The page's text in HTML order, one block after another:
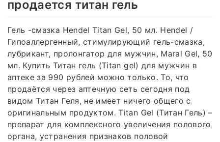
продается титан гель
Гель -смазка Hendel Titan Gel, 50 мл. Hendel /
Гипоаллергенный, стимулирующий гель-смазка,
лубрикант, пролонгатор для мужчин, Maral Gel, 50
мл. Купить Титан гель (Titan gel) для мужчин в
аптеке за 990 рублей можно только. То, что
продаётся через аптечную сеть сегодня под
видом Титан Геля, не имеет ничего общего с
оригинальным продуктом. Titan Gel (Титан Гель) –
препарат для комплексного увеличения полового
органа, устранения признаков половой